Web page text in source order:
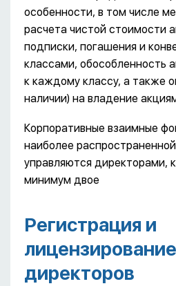
особенности, в том числе
расчета чистой стоимости
подписки, погашения и
классами, обособленность
к каждому классу, а также
наличии) на владение
Корпоративные взаимные
наиболее
управляются директорами,
минимум двое
Регистрация и
лицензирование
директоров